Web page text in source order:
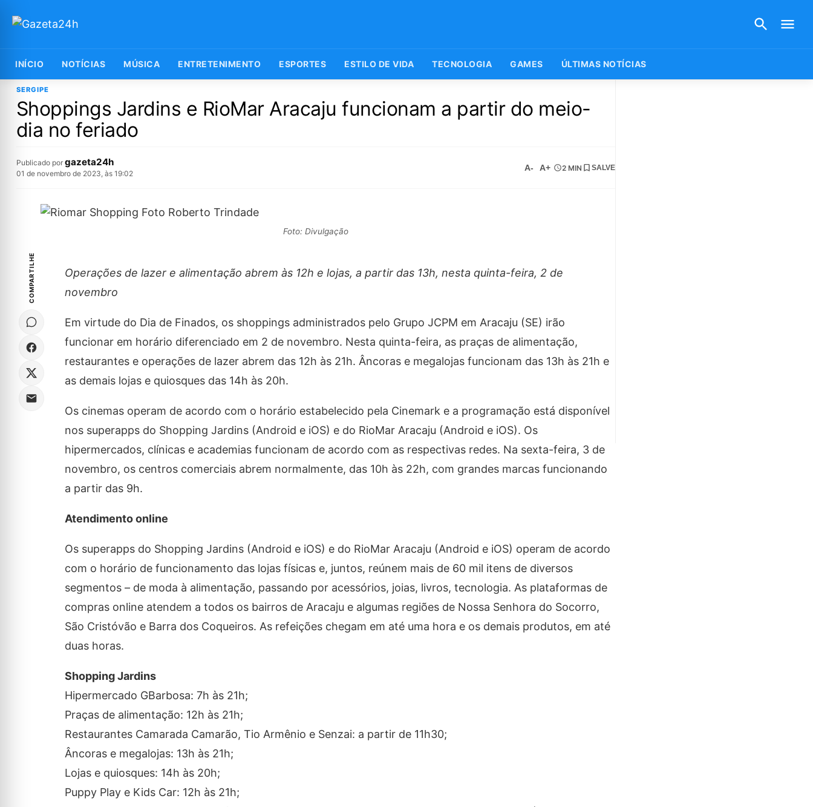
INÍCIO NOTÍCIAS MÚSICA ENTRETENIMENTO ESPORTES ESTILO DE VIDA TECNOLOGIA GAMES ÚLTIMAS NOTÍCIAS
SERGIPE
Shoppings Jardins e RioMar Aracaju funcionam a partir do meio-
dia no feriado
Publicado por gazeta24h
01 de novembro de 2023, às 19:02
A- A+ 2 MIN SALVE
Foto: Divulgação
COMPARTILHE
Operações de lazer e alimentação abrem às 12h e lojas, a partir das 13h, nesta quinta-feira, 2 de
novembro
Em virtude do Dia de Finados, os shoppings administrados pelo Grupo JCPM em Aracaju (SE) irão
funcionar em horário diferenciado em 2 de novembro. Nesta quinta-feira, as praças de alimentação,
restaurantes e operações de lazer abrem das 12h às 21h. Âncoras e megalojas funcionam das 13h às 21h e
as demais lojas e quiosques das 14h às 20h.
Os cinemas operam de acordo com o horário estabelecido pela Cinemark e a programação está disponível
nos superapps do Shopping Jardins (Android e iOS) e do RioMar Aracaju (Android e iOS). Os
hipermercados, clínicas e academias funcionam de acordo com as respectivas redes. Na sexta-feira, 3 de
novembro, os centros comerciais abrem normalmente, das 10h às 22h, com grandes marcas funcionando
a partir das 9h.
Atendimento online
Os superapps do Shopping Jardins (Android e iOS) e do RioMar Aracaju (Android e iOS) operam de acordo
com o horário de funcionamento das lojas físicas e, juntos, reúnem mais de 60 mil itens de diversos
segmentos – de moda à alimentação, passando por acessórios, joias, livros, tecnologia. As plataformas de
compras online atendem a todos os bairros de Aracaju e algumas regiões de Nossa Senhora do Socorro,
São Cristóvão e Barra dos Coqueiros. As refeições chegam em até uma hora e os demais produtos, em até
duas horas.
Shopping Jardins
Hipermercado GBarbosa: 7h às 21h;
Praças de alimentação: 12h às 21h;
Restaurantes Camarada Camarão, Tio Armênio e Senzai: a partir de 11h30;
Âncoras e megalojas: 13h às 21h;
Lojas e quiosques: 14h às 20h;
Puppy Play e Kids Car: 12h às 21h;